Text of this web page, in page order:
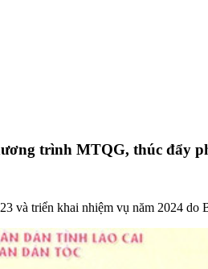
trình MTQG, thúc đẩy
và triển khai nhiệm vụ năm 2024 do